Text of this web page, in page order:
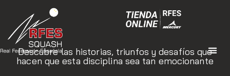
Descubre las historias, triunfos y desafíos que
hacen que esta disciplina sea tan emocionante